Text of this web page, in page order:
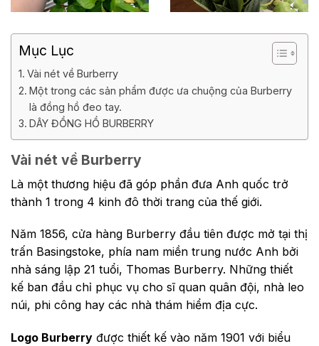
Mục Lục
Vài nét về Burberry
Một trong các sản phẩm được ưa chuộng của Burberry
là đồng hồ đeo tay.
DÂY ĐỒNG HỒ BURBERRY
Vài nét về Burberry
Là một thương hiệu đã góp phần đưa Anh quốc trở
thành 1 trong 4 kinh đô thời trang của thế giới.
Năm 1856, cửa hàng Burberry đầu tiên được mở tại thị
trấn Basingstoke, phía nam miền trung nước Anh bởi
nhà sáng lập 21 tuổi, Thomas Burberry. Những thiết
kế ban đầu chỉ phục vụ cho sĩ quan quân đội, nhà leo
núi, phi công hay các nhà thám hiểm địa cực.
Logo Burberry được thiết kế vào năm 1901 với biểu